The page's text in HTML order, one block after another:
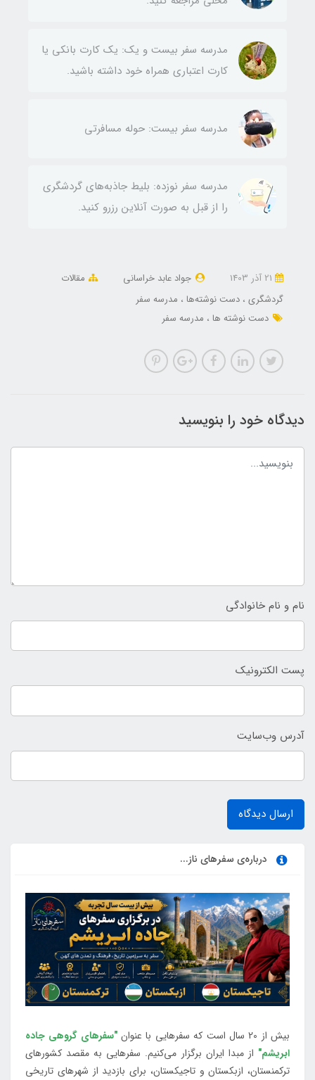
مدرسه سفر بیست و یک: یک کارت بانکی یا
کارت اعتباری همراه خود داشته باشید.
مدرسه سفر بیست: حوله مسافرتی
مدرسه سفر نوزده: بلیط‌ جاذبه‌های گردشگری
را از قبل به صورت آنلاین رزرو کنید.
جواد عابد خراسانی
مقالات
گردشگری دست نوشته‌ها
مدرسه سفر
دست نوشته ها
مدرسه سفر
دیدگاه خود را بنویسید
نام و نام خانوادگی
پست الکترونیک
آدرس وب‌سایت
ارسال دیدگاه
درباره‌ی سفرهای ناز...
بیش از 20 سال است که سفرهایی با عنوان
"سفرهای گروهی جاده
ابریشم" از مبدا ایران برگزار می‌کنیم. سفرهایی به مقصد کشورهای
ترکمنستان، ازبکستان و تاجیکستان، برای بازدید از شهرهای تاریخی